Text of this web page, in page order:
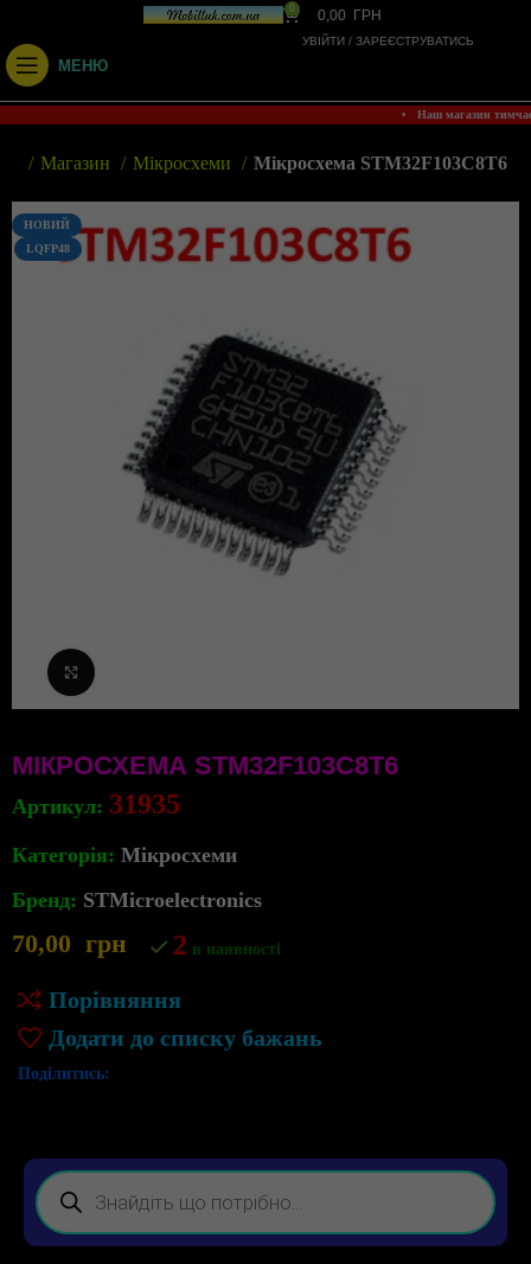
0 0,00 ГРН
УВІЙТИ / ЗАРЕЄСТРУВАТИСЬ
МЕНЮ
• Наш магазин
Магазин Мікросхеми Мікросхема STM32F103C8T6
НОВИЙ
LQFP48
МІКРОСХЕМА STM32F103C8T6
Артикул: 31935
Категорія: Мікросхеми
Бренд: STMicroelectronics
70,00 грн 2 в наявності
Порівняння
Додати до списку бажань
Поділитись: